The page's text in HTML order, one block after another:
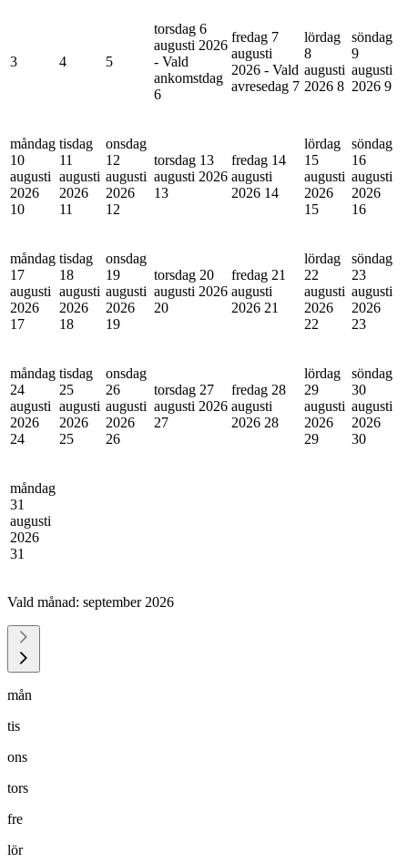
3 4 5
torsdag 6
augusti 2026
- Vald
ankomstdag
6
fredag 7
augusti
2026 - Vald
avresedag 7
lördag
8
augusti
2026 8
söndag
9
augusti
2026 9
måndag
10
augusti
2026
10
tisdag
11
augusti
2026
11
onsdag
12
augusti
2026
12
torsdag 13
augusti 2026
13
fredag 14
augusti
2026 14
lördag
15
augusti
2026
15
söndag
16
augusti
2026
16
måndag
17
augusti
2026
17
tisdag
18
augusti
2026
18
onsdag
19
augusti
2026
19
torsdag 20
augusti 2026
20
fredag 21
augusti
2026 21
lördag
22
augusti
2026
22
söndag
23
augusti
2026
23
måndag
24
augusti
2026
24
tisdag
25
augusti
2026
25
onsdag
26
augusti
2026
26
torsdag 27
augusti 2026
27
fredag 28
augusti
2026 28
lördag
29
augusti
2026
29
söndag
30
augusti
2026
30
måndag
31
augusti
2026
31
Vald månad: september 2026
mån
tis
ons
tors
fre
lör